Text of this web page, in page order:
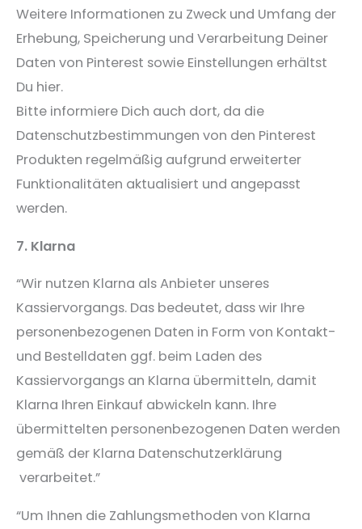
Weitere Informationen zu Zweck und Umfang der
Erhebung, Speicherung und Verarbeitung Deiner
Daten von Pinterest sowie Einstellungen erhältst
Du hier.
Bitte informiere Dich auch dort, da die
Datenschutzbestimmungen von den Pinterest
Produkten regelmäßig aufgrund erweiterter
Funktionalitäten aktualisiert und angepasst
werden.
7. Klarna
“Wir nutzen Klarna als Anbieter unseres
Kassiervorgangs. Das bedeutet, dass wir Ihre
personenbezogenen Daten in Form von Kontakt-
und Bestelldaten ggf. beim Laden des
Kassiervorgangs an Klarna übermitteln, damit
Klarna Ihren Einkauf abwickeln kann. Ihre
übermittelten personenbezogenen Daten werden
gemäß der Klarna Datenschutzerklärung​
verarbeitet.”
“Um Ihnen die Zahlungsmethoden von Klarna